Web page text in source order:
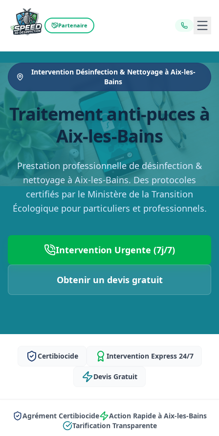
Partenaire
Intervention Désinfection & Nettoyage à Aix-les-
Bains
Traitement anti-puces à
Aix-les-Bains
Prestation professionnelle de désinfection &
nettoyage à Aix-les-Bains. Des protocoles
certifiés par le Ministère de la Transition
Écologique pour particuliers et professionnels.
Intervention Urgente (7j/7)
Obtenir un devis gratuit
Certibiocide Intervention Express 24/7
Devis Gratuit
Agrément Certibiocide
Action Rapide à Aix-les-Bains
Tarification Transparente